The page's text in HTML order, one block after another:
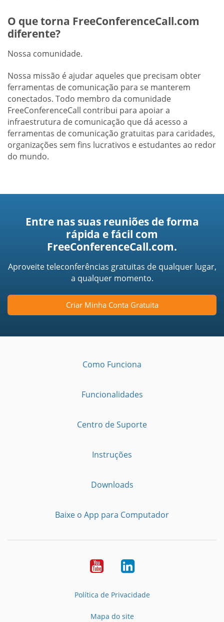
O que torna FreeConferenceCall.com
diferente?
Nossa comunidade.
Nossa missão é ajudar aqueles que precisam obter
ferramentas de comunicação para se manterem
conectados. Todo membro da comunidade
FreeConferenceCall contribui para apoiar a
infraestrutura de comunicação que dá acesso a
ferramentas de comunicação gratuitas para caridades,
organizações sem fins lucrativos e estudantes ao redor
do mundo.
Entre nas suas reuniões de forma
rápida e fácil com
FreeConferenceCall.com.
Aproveite teleconferências gratuitas de qualquer lugar,
a qualquer momento.
Criar Minha Conta Gratuita
Como Funciona
Funcionalidades
Centro de Suporte
Instruções
Downloads
Baixe o App para Computador
YoutubeLinkedIn
Política de Privacidade
Mapa do site